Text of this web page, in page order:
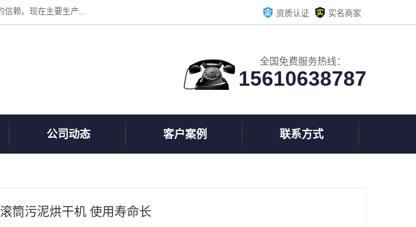
诸城汇泽机械有限公司是一家高新技术设备制造企业。公司坚持以高技术和，高服务于用户，以的环保机械制造设备赢的用户的信赖。现在主要生产死亡畜禽无害化处理和立式和卧式有机肥设备，搅拌机，烘干机，高温发酵机等。污水处理设备，固液分离机。气浮机，化制机等。公司秉承品质，用户至上，科技创新的经营理。 资质认证 实名商家
全国免费服务热线：
15610638787
公司动态 客户案例 联系方式
滚筒污泥烘干机 使用寿命长